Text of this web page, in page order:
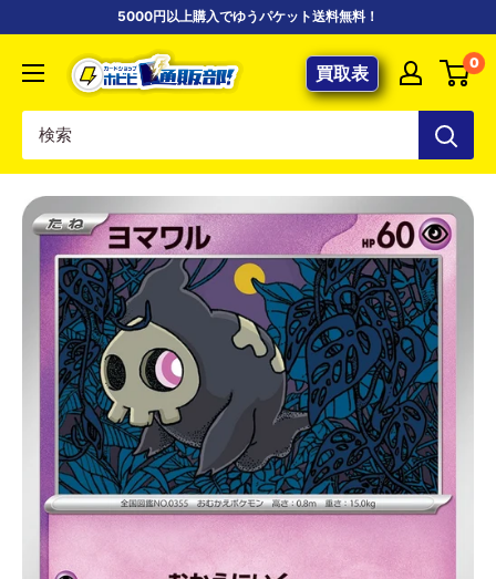
5000円以上購入でゆうパケット送料無料！
【ポ
ケ
専
門
カ
ー
ド
シ
ョ
ッ
プ
ホ
ビ
ビ
通
買取表 0